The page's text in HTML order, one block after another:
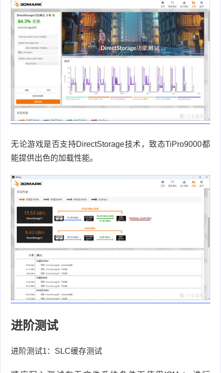
无论游戏是否支持DirectStorage技术，致态TiPro9000都
能提供出色的加载性能。
进阶测试
进阶测试1 ： SLC缓存测试